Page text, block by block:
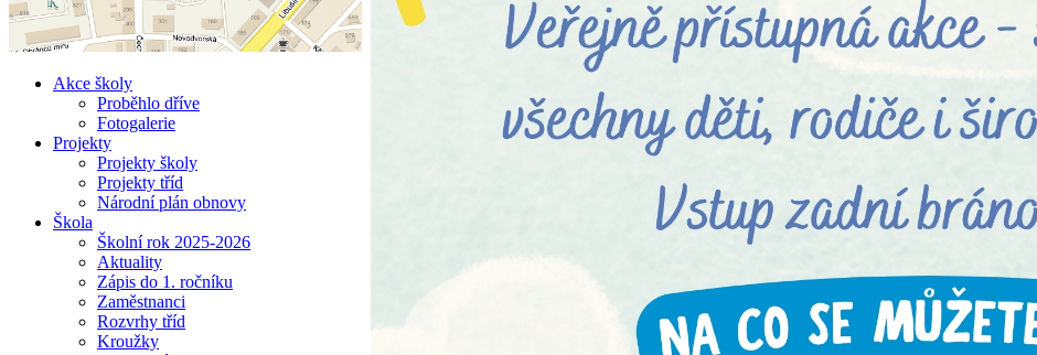
Akce školy
Proběhlo dříve
Fotogalerie
Projekty
Projekty školy
Projekty tříd
Národní plán obnovy
Škola
Školní rok 2025-2026
Aktuality
Zápis do 1. ročníku
Zaměstnanci
Rozvrhy tříd
Kroužky